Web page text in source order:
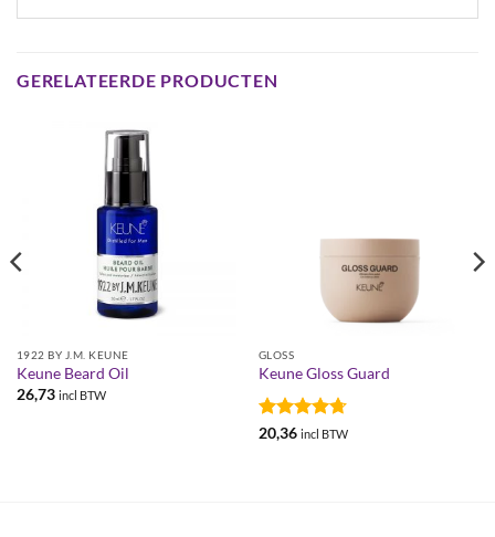
GERELATEERDE PRODUCTEN
1922 BY J.M. KEUNE
Keune Beard Oil
26,73 incl BTW
GLOSS
Keune Gloss Guard
Gewaardeerd
20,36 incl BTW